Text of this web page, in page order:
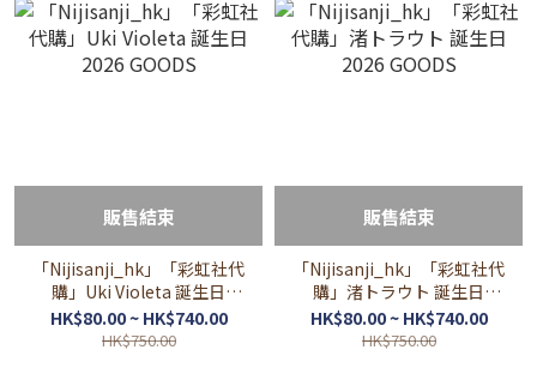
販售結束
「Nijisanji_hk」「彩虹社代
購」Uki Violeta 誕生日
2026 GOODS
HK$80.00 ~ HK$740.00
HK$750.00
販售結束
「Nijisanji_hk」「彩虹社代
購」渚トラウト 誕生日
2026 GOODS
HK$80.00 ~ HK$740.00
HK$750.00